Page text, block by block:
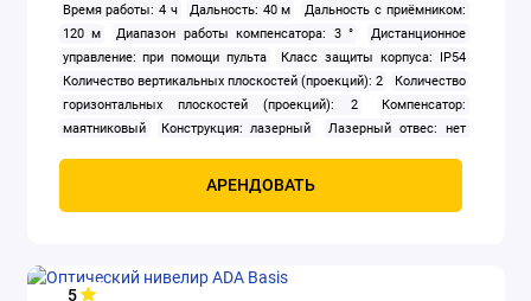
Время работы: 4 ч
Дальность: 40 м
Дальность с приёмником:
120 м
Диапазон работы компенсатора: 3 °
Дистанционное
управление: при помощи пульта
Класс защиты корпуса: IP54
Количество вертикальных плоскостей (проекций): 2
Количество
горизонтальных плоскостей (проекций): 2
Компенсатор:
маятниковый
Конструкция: лазерный
Лазерный отвес: нет
Пузырьковый уровень: нет
вертикального луча: 360 °
Угол развёртки горизонтального луча:
360 °
АРЕНДОВАТЬ
5